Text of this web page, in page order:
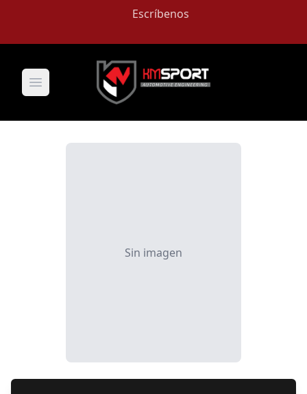
Escríbenos
Open main menu
Sin imagen